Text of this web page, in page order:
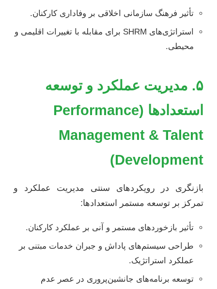
تأثیر فرهنگ سازمانی اخلاقی بر وفاداری کارکنان.
استراتژی‌های SHRM برای مقابله با تغییرات اقلیمی و
محیطی.
۵. مدیریت عملکرد و توسعه
استعدادها (Performance
Management & Talent
Development)
بازنگری در رویکردهای سنتی مدیریت عملکرد و
تمرکز بر توسعه مستمر استعدادها:
تأثیر بازخوردهای مستمر و آنی بر عملکرد کارکنان.
طراحی سیستم‌های پاداش و جبران خدمات مبتنی بر
عملکرد استراتژیک.
توسعه برنامه‌های جانشین‌پروری در عصر عدم